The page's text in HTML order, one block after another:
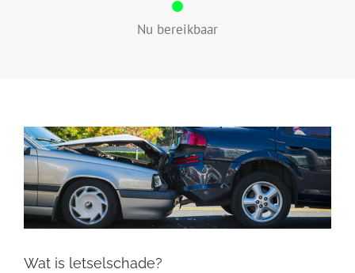
Nu bereikbaar
Wat is letselschade?